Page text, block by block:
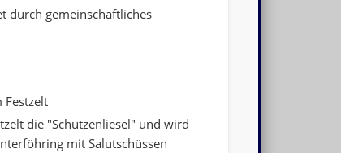
durch gemeinschaftliches
Festzelt
die "Schützenliesel" und wird
mit Salutschüssen